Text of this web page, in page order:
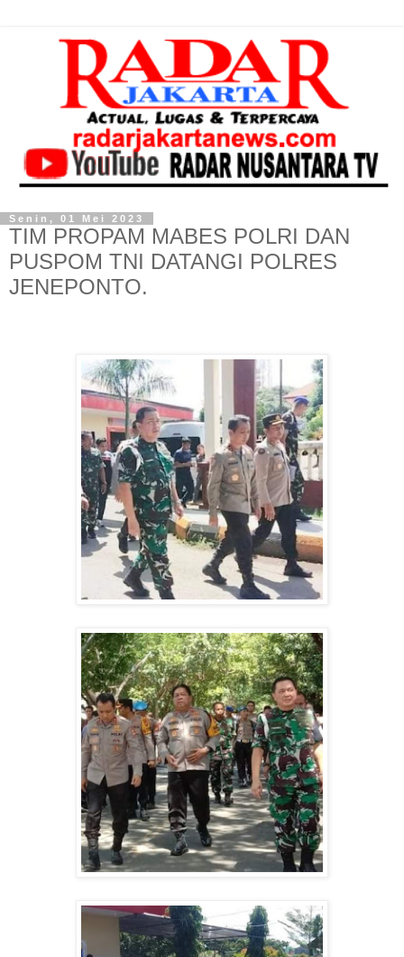
Senin, 01 Mei 2023
TIM PROPAM MABES POLRI DAN
PUSPOM TNI DATANGI POLRES
JENEPONTO.